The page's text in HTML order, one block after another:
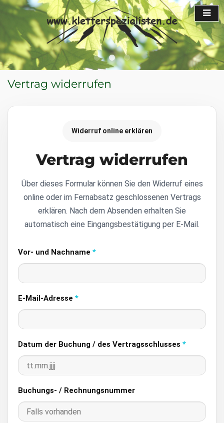
Vertrag widerrufen
Widerruf online erklären
Vertrag widerrufen
Über dieses Formular können Sie den Widerruf eines
online oder im Fernabsatz geschlossenen Vertrags
erklären. Nach dem Absenden erhalten Sie
automatisch eine Eingangsbestätigung per E-Mail.
Vor- und Nachname *
E-Mail-Adresse *
Datum der Buchung / des Vertragsschlusses *
Buchungs- / Rechnungsnummer